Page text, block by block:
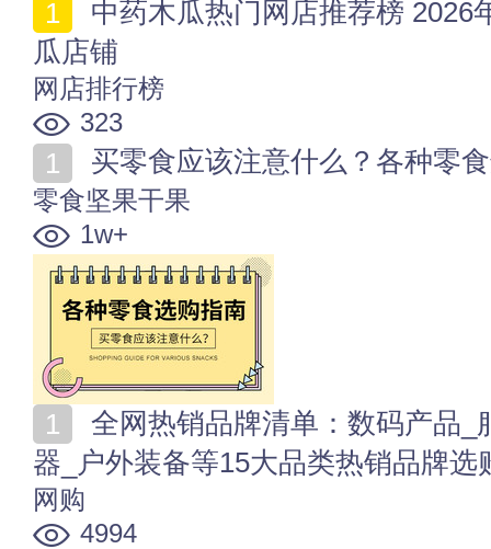
瓜店铺
网店排行榜
323
买零食应该注意什么？各种零
零食坚果干果
1w+
器_户外装备等15大品类热销品牌选
网购
4994